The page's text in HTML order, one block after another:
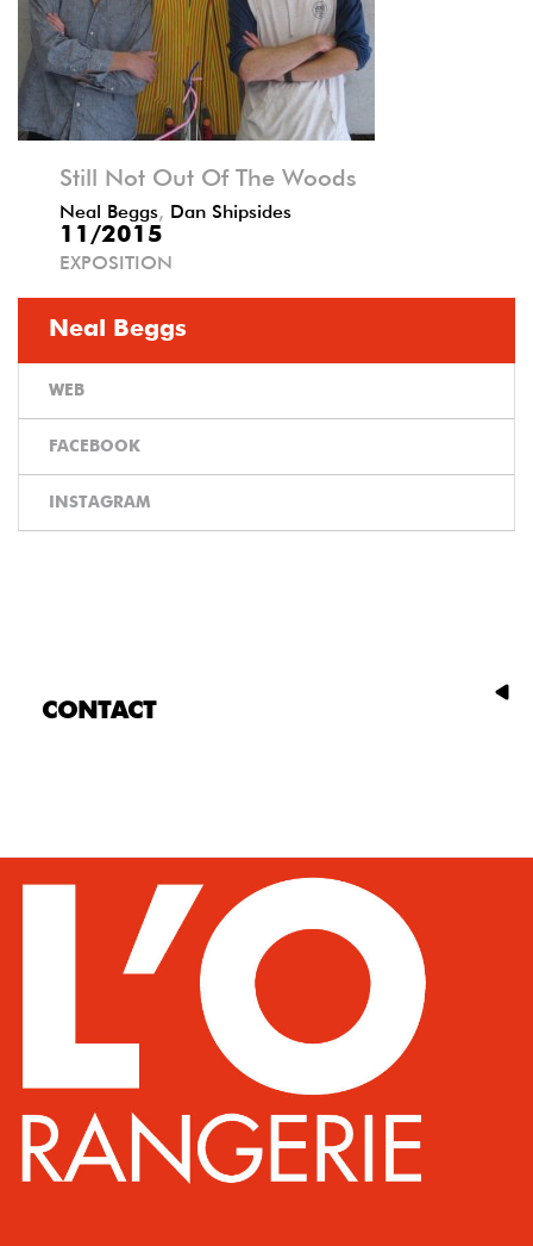
Still Not Out Of The Woods
Neal Beggs Dan Shipsides
11/2015
EXPOSITION
Neal Beggs
WEB
FACEBOOK
INSTAGRAM
CONTACT